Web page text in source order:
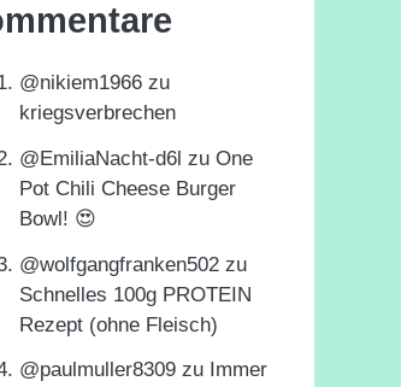
@nikiem1966 zu
kriegsverbrechen
@EmiliaNacht-d6l zu One
Pot Chili Cheese Burger
Bowl! 😍
@wolfgangfranken502 zu
Schnelles 100g PROTEIN
Rezept (ohne Fleisch)
@paulmuller8309 zu Immer